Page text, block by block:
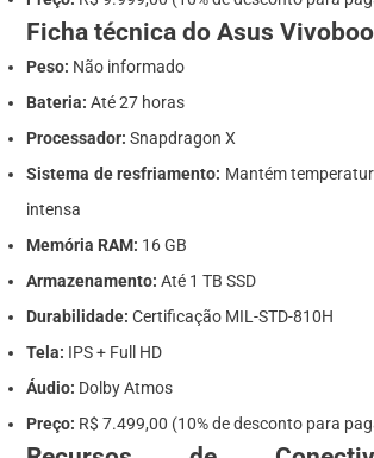
Ficha técnica do Asus
Peso: Não informado
Bateria: Até 27 horas
Processador: Snapdragon X
Sistema de resfriamento: Mantém
intensa
Memória RAM: 16 GB
Armazenamento: Até 1 TB SSD
Durabilidade: Certificação MIL-STD-810H
Tela: IPS + Full HD
Áudio: Dolby Atmos
Preço: R$ 7.499,00 (10% de desconto para